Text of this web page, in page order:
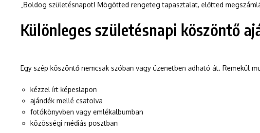
„Boldog születésnapot! Mögötted rengeteg tapasztalat, előtted
Különleges születésnapi köszöntő
Egy szép köszöntő nemcsak szóban vagy üzenetben adható át. Remekül
kézzel írt képeslapon
ajándék mellé csatolva
fotókönyvben vagy emlékalbumban
közösségi médiás posztban